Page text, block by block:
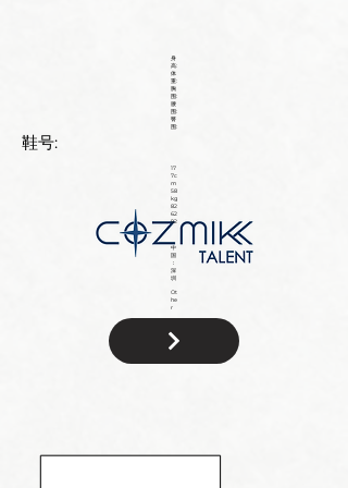
Ot
he
r
中
国
：
深
圳
身
高:
体
重:
胸
围:
腰
围:
臀
围:
鞋号:
17
7c
m
58
kg
82
62
92
籍: